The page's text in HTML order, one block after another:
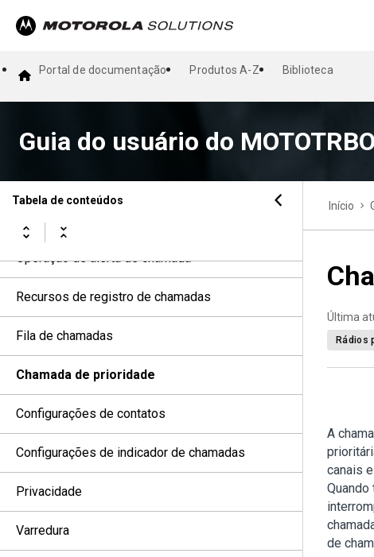
Portal de documentação Produtos A-Z Biblioteca
Guia do usuário do
Tabela de conteúdos
Gravação de áudio
interno do rádio e o acessório com fio
Conectividade
Operação de emergência
Alerta de queda
Profissional solitário
Operação de alerta de chamada
Recursos de registro de chamadas
Fila de chamadas
Chamada de prioridade
Configurações de contatos
Configurações de indicador de chamadas
Privacidade
Varredura
Início
Última
Rádios
A
canais
de